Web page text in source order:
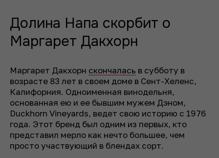
Долина Напа скорбит о
Маргарет Дакхорн
Маргарет Дакхорн скончалась в субботу в
возрасте 83 лет в своем доме в Сент-Хеленс,
Калифорния. Одноименная винодельня,
основанная ею и ее бывшим мужем Дэном,
Duckhorn Vineyards, ведет свою историю с 1976
года. Этот бренд был одним из первых, кто
представил мерло как нечто большее, чем
просто участвующий в блендах сорт.